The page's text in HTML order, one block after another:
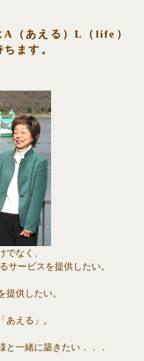
（あえる）L（life）
ます。
なく、
サービスを提供したい。
供したい。
える」。
と一緒に築きたい．．．